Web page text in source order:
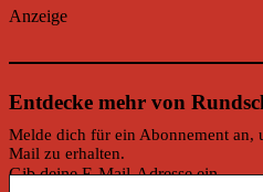
Anzeige
Entdecke mehr von
Melde dich für ein Abonnement an,
Mail zu erhalten.
Gib deine E-Mail-Adresse ein ...